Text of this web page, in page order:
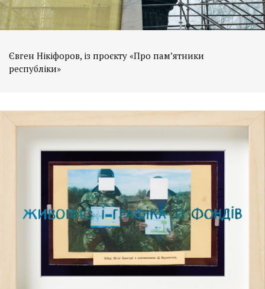
Євген Нікіфоров, із проєкту «Про пам’ятники
республіки»